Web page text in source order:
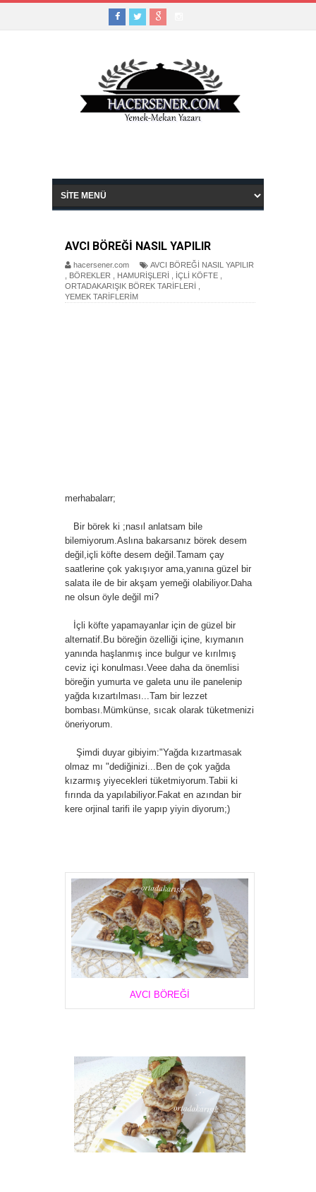
AVCI BÖREĞİ NASIL YAPILIR
hacersener.com
AVCI BÖREĞİ NASIL YAPILIR
BÖREKLER HAMURİŞLERİ İÇLİ KÖFTE
ORTADAKARIŞIK BÖREK TARİFLERİ
YEMEK TARİFLERİM
merhabalarr;
Bir börek ki ;nasıl anlatsam bile
bilemiyorum.Aslına bakarsanız börek desem
değil,içli köfte desem değil.Tamam çay
saatlerine çok yakışıyor ama,yanına güzel bir
salata ile de bir akşam yemeği olabiliyor.Daha
ne olsun öyle değil mi?
İçli köfte yapamayanlar için de güzel bir
alternatif.Bu böreğin özelliği içine, kıymanın
yanında haşlanmış ince bulgur ve kırılmış
ceviz içi konulması.Veee daha da önemlisi
böreğin yumurta ve galeta unu ile panelenip
yağda kızartılması...Tam bir lezzet
bombası.Mümkünse, sıcak olarak tüketmenizi
öneriyorum.
Şimdi duyar gibiyim:"Yağda kızartmasak
olmaz mı "dediğinizi...Ben de çok yağda
kızarmış yiyecekleri tüketmiyorum.Tabii ki
fırında da yapılabiliyor.Fakat en azından bir
kere orjinal tarifi ile yapıp yiyin diyorum;)
AVCI BÖREĞİ